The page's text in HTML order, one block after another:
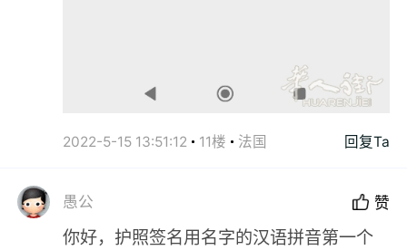
2022-5-15 13:51:12 11楼 法国 回复Ta
愚公 赞
你好，护照签名用名字的汉语拼音第一个